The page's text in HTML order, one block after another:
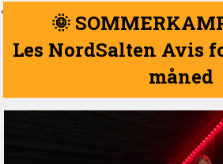
<
🌞
Les NordSalten Avis
måned